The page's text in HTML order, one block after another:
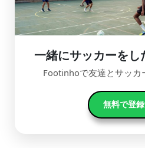
一緒にサッカーを
Footinhoで友達とサッカ
無料で登